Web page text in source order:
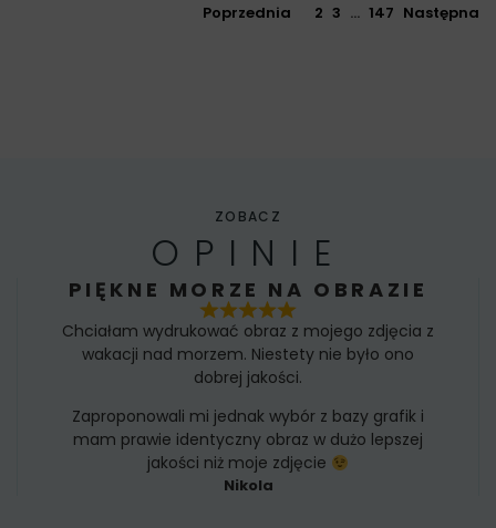
Poprzednia 2 3 … 147 Następna
ZOBACZ
OPINIE
PIĘKNE MORZE NA OBRAZIE
Chciałam wydrukować obraz z mojego zdjęcia z
wakacji nad morzem. Niestety nie było ono
dobrej jakości.
Zaproponowali mi jednak wybór z bazy grafik i
mam prawie identyczny obraz w dużo lepszej
jakości niż moje zdjęcie
Nikola